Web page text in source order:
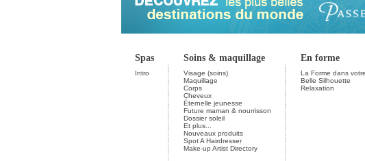
Spas Soins & maquillage En forme
Intro
Visage (soins)
Maquillage
Corps
Cheveux
Éternelle jeunesse
Future maman & nourrisson
Dossier soleil
Et plus...
Nouveaux produits
Spot A Hairdresser
Make-up Artist Directory
La Forme dans
Belle Silhouette
Relaxation